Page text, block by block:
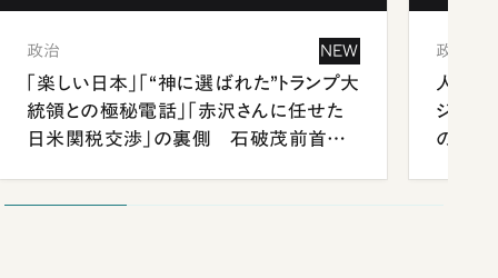
政治 NEW
「楽しい日本」「“神に選ばれた”トランプ大
統領との極秘電話」「赤沢さんに任せた
日米関税交渉」の裏側 石破茂前首相
政治
人事、
ジェン
の難題